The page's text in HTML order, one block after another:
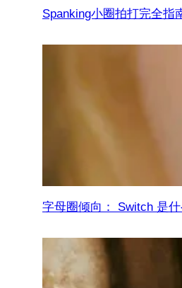
Spanking小圈拍打完全指
字母圈倾向： Switch 是